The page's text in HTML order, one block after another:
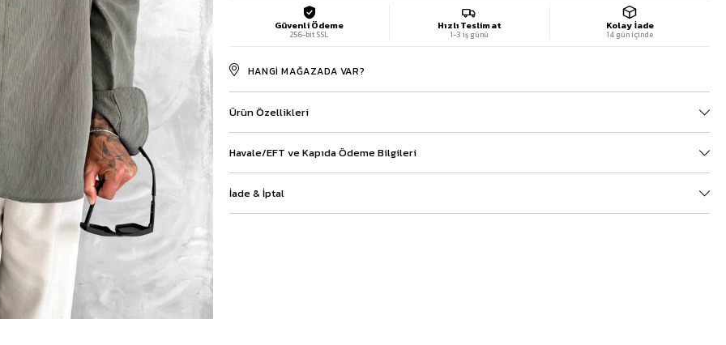
Keten Şort
Kargo Şort
İKİLİ TAKIM
Gömlek Pantolon Takım
Ceket Pantolon Takım
Eşofman Takımı
Güvenli Ödeme
256-bit SSL
Hızlı Teslimat
1-3 iş günü
Kolay İade
14 gün içinde
HANGI MAĞAZADA VAR?
Ürün Özellikleri
Havale/EFT ve Kapıda Ödeme Bilgileri
İade & İptal